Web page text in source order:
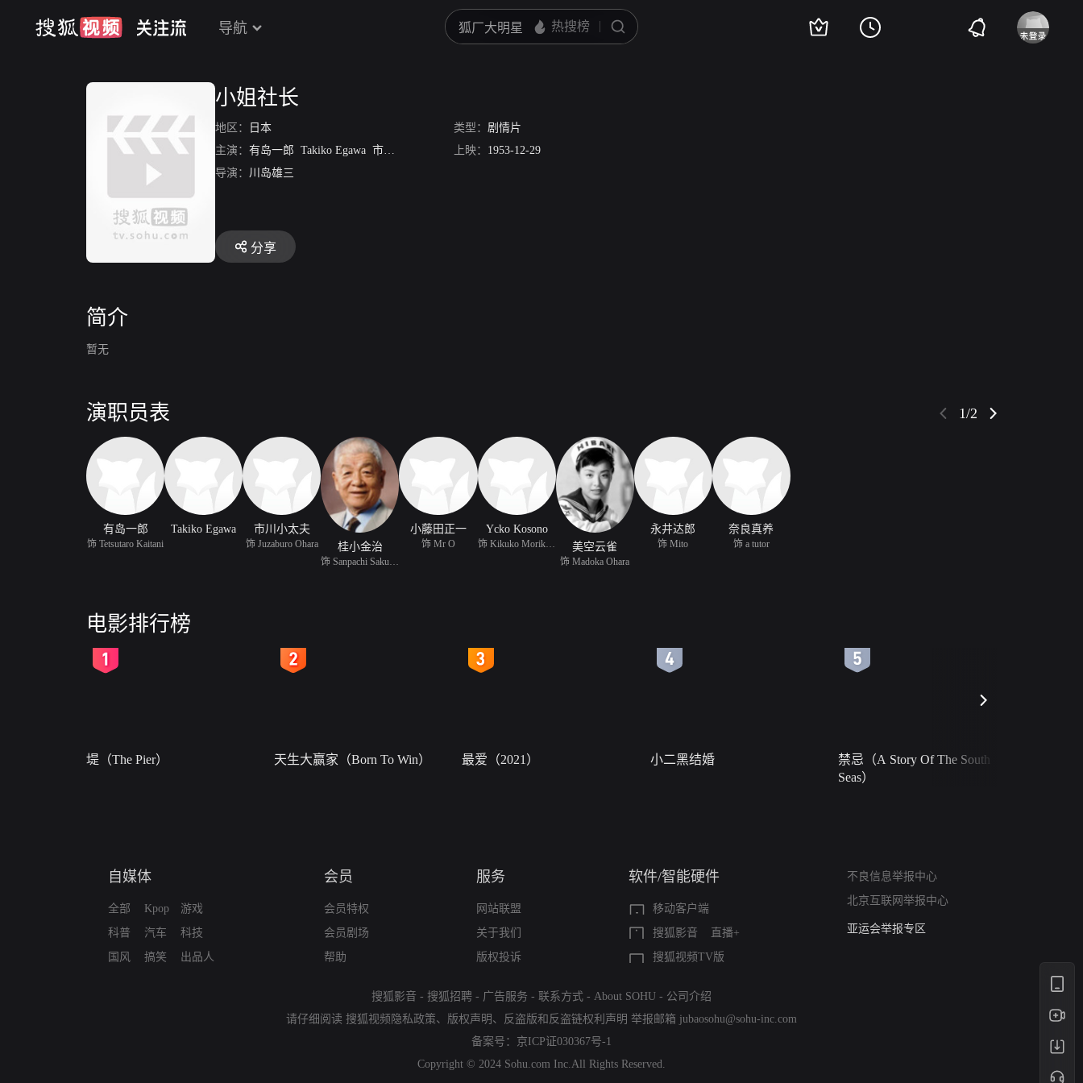
导航
小姐社长
地区： 日本 类型： 剧情片
主演： 有岛一郎 Takiko Egawa 市川小太夫 桂小金治 小藤田正一
上映： 1953-12-29
导演： 川岛雄三
分享
简介
暂无
演职员表 1/2
有岛一郎
饰 Tetsutaro Kaitani
Takiko Egawa 市川小太夫
饰 Juzaburo Ohara 桂小金治
小藤田正一
饰 Mr O
Ycko Kosono
饰 Kikuko Morikawa 美空云雀
饰 Madoka Ohara
永井达郎
饰 Mito
奈良真养
饰 a tutor
电影排行榜
堤（The Pier） 天生大赢家（Born To Win） 最爱（2021） 小二黑结婚
禁忌（A Story Of The South
Seas）
自媒体
全部
科普
国风
Kpop
汽车
搞笑
游戏
科技
出品人
会员
会员特权
会员剧场
帮助
服务
网站联盟
关于我们
版权投诉
软件/智能硬件
移动客户端
搜狐影音
直播+
搜狐视频TV版
不良信息举报中心
北京互联网举报中心
算法推荐专项举报
亚运会举报专区
搜狐影音 - 搜狐招聘 - 广告服务 - 联系方式 - About SOHU - 公司介绍
请仔细阅读 搜狐视频隐私政策、 版权声明 、 反盗版和反盗链权利声明 举报邮箱 jubaosohu@sohu-inc.com
备案号： 京ICP证030367号-1
Copyright © 2024 Sohu.com Inc.All Rights Reserved.